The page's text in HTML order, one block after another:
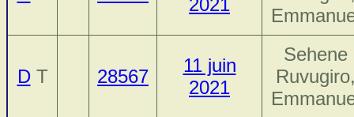
DT 28567
11 juin
2021
Sehene